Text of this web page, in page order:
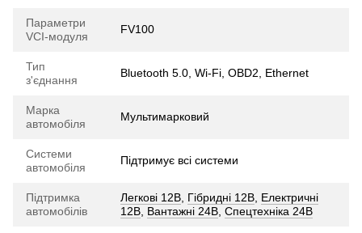
Параметри
VCI-модуля
FV100
Тип
з'єднання
Bluetooth 5.0, Wi-Fi, OBD2, Ethernet
Марка
автомобіля
Мультимарковий
Системи
автомобіля
Підтримує всі системи
Підтримка
автомобілів
Легкові 12В Гібридні 12В Електричні
12В Вантажні 24В Спецтехніка 24В